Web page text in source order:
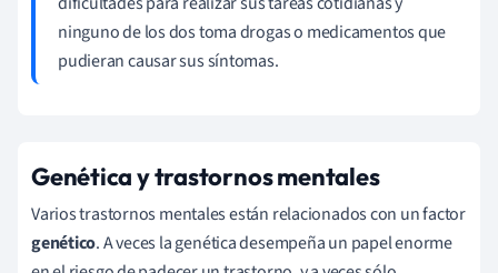
ninguno de los dos toma drogas o medicamentos que
pudieran causar sus síntomas.
Genética y trastornos mentales
Varios trastornos mentales están relacionados con un factor
genético. A veces la genética desempeña un papel enorme